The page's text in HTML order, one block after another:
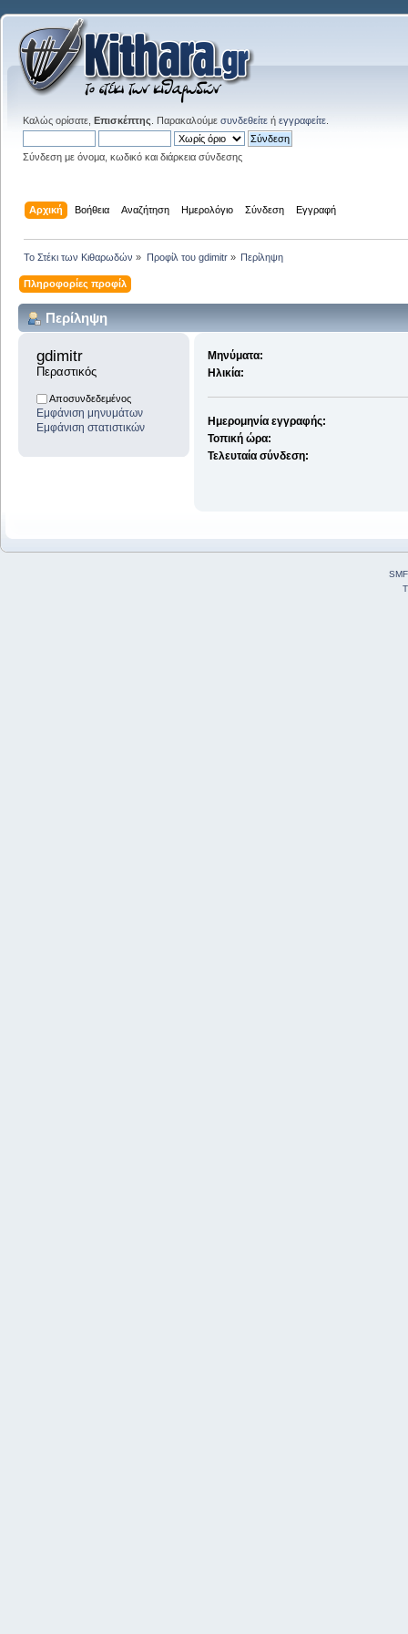
Καλώς ορίσατε, Επισκέπτης . Παρακαλούμε συνδεθείτε ή εγγραφείτε
Σύνδεση με όνομα, κωδικό και διάρκεια σύνδεσης
Αρχική Βοήθεια Αναζήτηση Ημερολόγιο Σύνδεση Εγγραφή
Το Στέκι των Κιθαρωδών » Προφίλ του gdimitr» Περίληψη
Πληροφορίες προφίλ
Περίληψη
gdimitr
Περαστικός
Αποσυνδεδεμένος
Εμφάνιση μηνυμάτων
Εμφάνιση στατιστικών
Μηνύματα:
Ηλικία:
Ημερομηνία εγγραφής:
Τοπική ώρα:
Τελευταία σύνδεση: